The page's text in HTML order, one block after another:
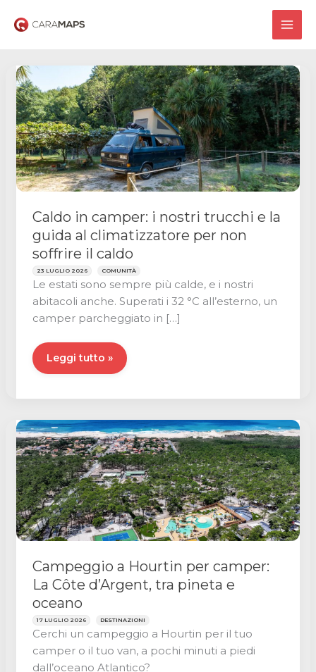
Caldo in camper: i nostri trucchi e la
guida al climatizzatore per non
soffrire il caldo
23 LUGLIO 2026 COMUNITÀ
Le estati sono sempre più calde, e i nostri
abitacoli anche. Superati i 32 °C all’esterno, un
camper parcheggiato in […]
Caldo
in
nostri
trucchi
e
la
guida
al
climatizzatore
non
soffrire
il
caldo
Leggi tutto »
Campeggio a Hourtin per camper:
La Côte d’Argent, tra pineta e
oceano
17 LUGLIO 2026 DESTINAZIONI
Cerchi un campeggio a Hourtin per il tuo
camper o il tuo van, a pochi minuti a piedi
dall’oceano Atlantico?